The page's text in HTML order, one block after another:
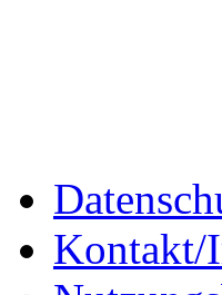
Kontakt/